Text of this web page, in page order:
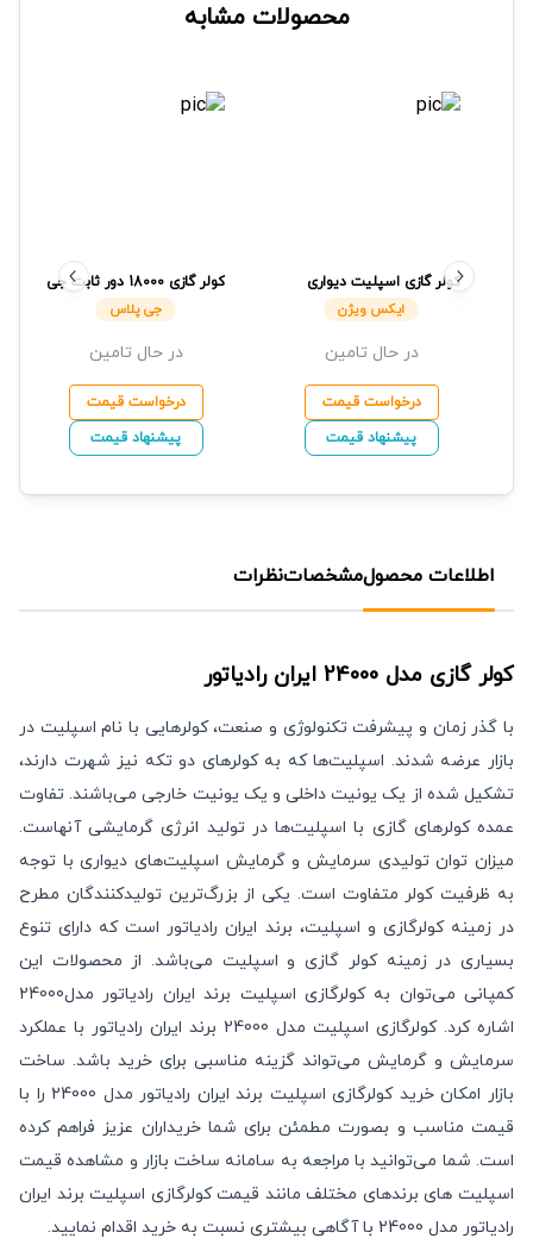
محصولات مشابه
کولر گازی اسپلیت دیواری
30000 دور ثابت مدل XAC- ایکس ویژن
در حال تامین
درخواست قیمت
پیشنهاد قیمت
کولر گازی 18000 دور ثابت
جی
جی پلاس
در حال تامین
درخواست قیمت
پیشنهاد قیمت
اطلاعات محصولمشخصاتنظرات
کولر گازی مدل 24000 ایران رادیاتور
با گذر زمان و پیشرفت تکنولوژی و صنعت، کولرهایی با نام اسپلیت در
بازار عرضه شدند. اسپلیت‌ها که به کولرهای دو تکه نیز شهرت دارند،
تشکیل شده از یک یونیت داخلی و یک یونیت خارجی می‌باشند. تفاوت
عمده کولرهای گازی با اسپلیت‌ها در تولید انرژی گرمایشی آنهاست.
میزان توان تولیدی سرمایش و گرمایش اسپلیت‌های دیواری با توجه
به ظرفیت کولر متفاوت است. یکی از بزرگ‌ترین تولیدکنندگان مطرح
در زمینه کولرگازی و اسپلیت، برند ایران رادیاتور است که دارای تنوع
بسیاری در زمینه کولر گازی و اسپلیت می‌باشد. از محصولات این
کمپانی می‌توان به کولرگازی اسپلیت برند ایران رادیاتور مدل24000
اشاره کرد. کولرگازی اسپلیت مدل 24000 برند ایران رادیاتور با عملکرد
سرمایش و گرمایش می‌تواند گزینه مناسبی برای خرید باشد. ساخت
بازار
امکان خرید کولرگازی اسپلیت برند ایران رادیاتور مدل 24000 را با
قیمت مناسب و بصورت مطمئن برای شما خریداران عزیز فراهم کرده
است. شما می‌توانید با مراجعه به سامانه ساخت بازار و مشاهده قیمت
اسپلیت هایبرندهای مختلف مانند قیمت کولرگازی اسپلیت برند ایران
رادیاتور مدل 24000 با آگاهی بیشتری نسبت به خرید اقدام نمایید.